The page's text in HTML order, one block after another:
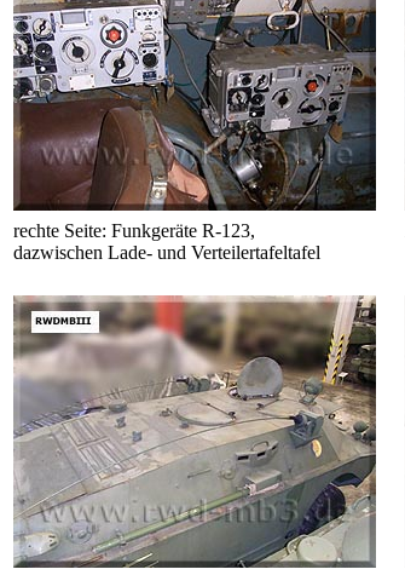
rechte Seite: Funkgeräte R-123,
dazwischen Lade- und Verteilertafeltafel